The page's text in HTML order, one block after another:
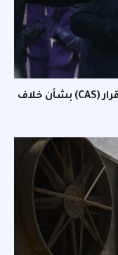
رئيس الاتحاد الأفريقي لكرة القدم يحترم قرار (CAS) بشأن خلاف